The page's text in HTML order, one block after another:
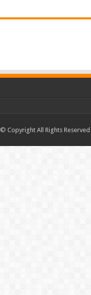
© Copyright All Rights Reserved